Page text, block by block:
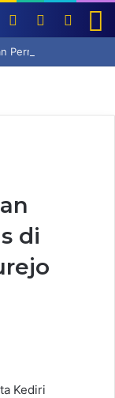
Switch
Log
di
Kediri